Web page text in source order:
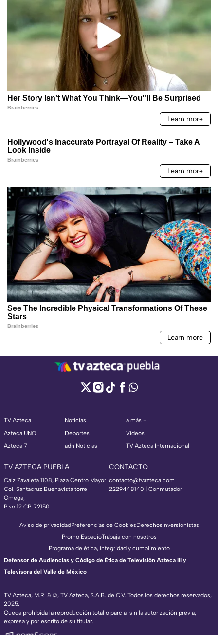
TV Azteca
Azteca UNO
Azteca 7
Noticias
Deportes
adn Noticias
a más +
Videos
TV Azteca Internacional
TV AZTECA PUEBLA
Calz Zavaleta 1108, Plaza Centro Mayor
Col. Santacruz Buenavista torre
Omega,
Piso 12 CP. 72150
CONTACTO
contacto@tvazteca.com
2229448140 | Conmutador
TV Azteca, M.R. & ©, TV Azteca, S.A.B. de C.V. Todos los derechos reservados,
2025.
Queda prohibida la reproducción total o parcial sin la autorización previa,
expresa y por escrito de su titular.
Aviso de privacidadPreferencias de CookiesDerechosInversionistas
Promo EspacioTrabaja con nosotros
Programa de ética, integridad y cumplimiento
Defensor de Audiencias y Código de Ética de Televisión Azteca III y
Televisora del Valle de México